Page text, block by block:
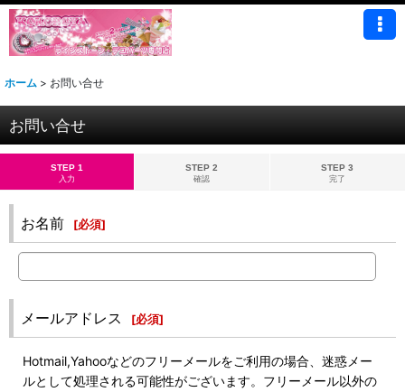
ホーム > お問い合せ
お問い合せ
STEP 1
入力
STEP 2
確認
STEP 3
完了
お名前 [必須]
メールアドレス [必須]
Hotmail,Yahooなどのフリーメールをご利用の場合、迷惑メー
ルとして処理される可能性がございます。フリーメール以外の